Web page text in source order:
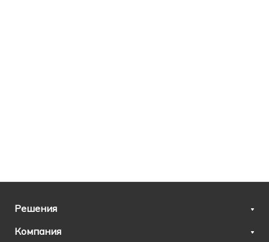
Решения
Компания